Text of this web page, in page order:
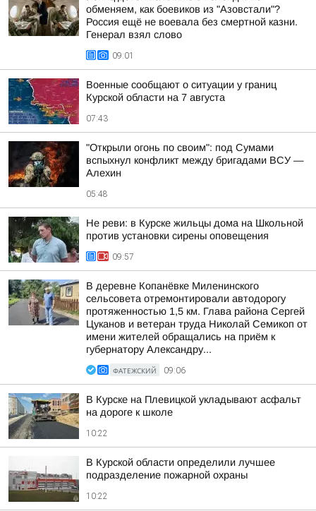
обменяем, как боевиков из "Азовстали"?
Россия ещё не воевала без смертной казни.
Генерал взял слово
09:01
Военные сообщают о ситуации у границ
Курской области на 7 августа
07:43
"Открыли огонь по своим": под Сумами
вспыхнул конфликт между бригадами ВСУ —
Алехин
05:48
Не реви: в Курске жильцы дома на Школьной
против установки сирены оповещения
09:57
В деревне Копанёвке Миленинского
сельсовета отремонтировали автодорогу
протяженностью 1,5 км. Глава района Сергей
Цуканов и ветеран труда Николай Семикоп от
имени жителей обращались на приём к
губернатору Александру...
ФАТЕЖСКИЙ 09:06
В Курске на Плевицкой укладывают асфальт
на дороге к школе
10:22
В Курской области определили лучшее
подразделение пожарной охраны
10:22